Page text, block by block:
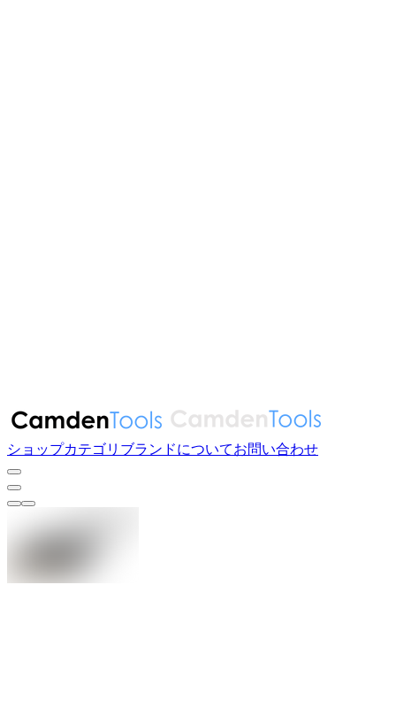
ショップカテゴリ ブランドについてお問い合わせ